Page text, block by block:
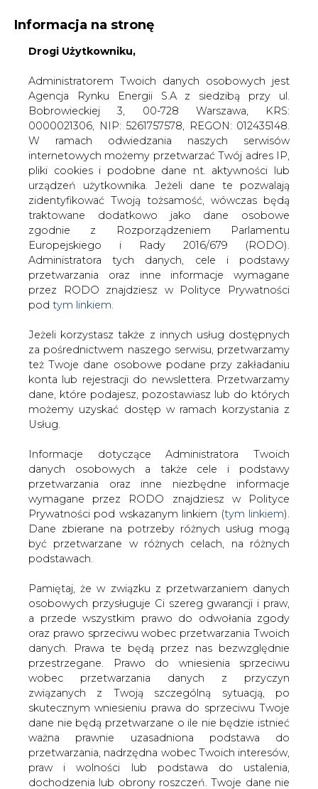
KONTAKT:
WYDAWCA PORTALU:
WYSOKI KONTRAST WIELKOŚĆ TEKSTU A A
ZALOGUJ SIĘ
WŁĄCZ CIRE.TV
Informacja na stronę
Drogi Użytkowniku,
Administratorem Twoich danych osobowych jest
Agencja Rynku Energii S.A z siedzibą przy ul.
Bobrowieckiej 3, 00-728 Warszawa, KRS:
0000021306, NIP: 5261757578, REGON: 012435148.
W ramach odwiedzania naszych serwisów
internetowych możemy przetwarzać Twój adres IP,
pliki cookies i podobne dane nt. aktywności lub
urządzeń użytkownika. Jeżeli dane te pozwalają
zidentyfikować Twoją tożsamość, wówczas będą
traktowane dodatkowo jako dane osobowe
zgodnie z Rozporządzeniem Parlamentu
Europejskiego i Rady 2016/679 (RODO).
Administratora tych danych, cele i podstawy
przetwarzania oraz inne informacje wymagane
przez RODO znajdziesz w Polityce Prywatności
pod tym linkiem.
Jeżeli korzystasz także z innych usług dostępnych
za pośrednictwem naszego serwisu, przetwarzamy
też Twoje dane osobowe podane przy zakładaniu
konta lub rejestracji do newslettera. Przetwarzamy
dane, które podajesz, pozostawiasz lub do których
możemy uzyskać dostęp w ramach korzystania z
Usług.
Informacje dotyczące Administratora Twoich
danych osobowych a także cele i podstawy
przetwarzania oraz inne niezbędne informacje
wymagane przez RODO znajdziesz w Polityce
Prywatności pod wskazanym linkiem (tym linkiem).
Dane zbierane na potrzeby różnych usług mogą
być przetwarzane w różnych celach, na różnych
podstawach.
Pamiętaj, że w związku z przetwarzaniem danych
osobowych przysługuje Ci szereg gwarancji i praw,
a przede wszystkim prawo do odwołania zgody
oraz prawo sprzeciwu wobec przetwarzania Twoich
danych. Prawa te będą przez nas bezwzględnie
przestrzegane. Prawo do wniesienia sprzeciwu
wobec przetwarzania danych z przyczyn
związanych z Twoją szczególną sytuacją, po
skutecznym wniesieniu prawa do sprzeciwu Twoje
dane nie będą przetwarzane o ile nie będzie istnieć
ważna prawnie uzasadniona podstawa do
przetwarzania, nadrzędna wobec Twoich interesów,
praw i wolności lub podstawa do ustalenia,
dochodzenia lub obrony roszczeń. Twoje dane nie
Strona główna
SERWIS INFORMACYJNY CIRE
Kalifornia zażegnała kryzys energetyczny
2001-01-18 00:00
skomentuj
udostępnij:
Kalifornia zażegnała kryzys
energetyczny
Władze Kalifornii przyjęły w trybie
natychmiastowym ustawę, która
zezwala na interwencję państwa w
proces dystrybucji elektryczności.
Kryzys energetyczny w Kalifornii spowodował, że na
krawędzi bankructwa znalazły się dwie czołowe firmy
użyteczności publicznej, obsługujące 24 mln odbiorców
energii elektrycznej.